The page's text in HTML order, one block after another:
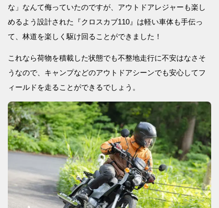
な」なんて侮っていたのですが、アウトドアレジャーも楽し
めるよう設計された『クロスカブ110』は軽い車体も手伝っ
て、林道を楽しく駆け回ることができました！
これなら荷物を積載した状態でも不整地走行に不安はなさそ
うなので、キャンプなどのアウトドアシーンでも安心してフ
ィールドを走ることができるでしょう。